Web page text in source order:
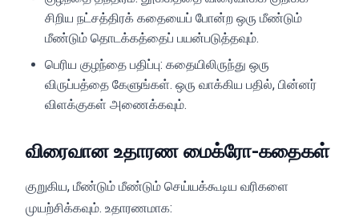
சிறிய நட்சத்திரக் கதையைப் போன்ற ஒரு மீண்டும்
மீண்டும் தொடக்கத்தைப் பயன்படுத்தவும்.
பெரிய குழந்தை பதிப்பு: கதையிலிருந்து ஒரு
விருப்பத்தை கேளுங்கள். ஒரு வாக்கிய பதில், பின்னர்
விளக்குகள் அணைக்கவும்.
விரைவான உதாரண மைக்ரோ-கதைகள்
குறுகிய, மீண்டும் மீண்டும் செய்யக்கூடிய வரிகளை
முயற்சிக்கவும். உதாரணமாக: